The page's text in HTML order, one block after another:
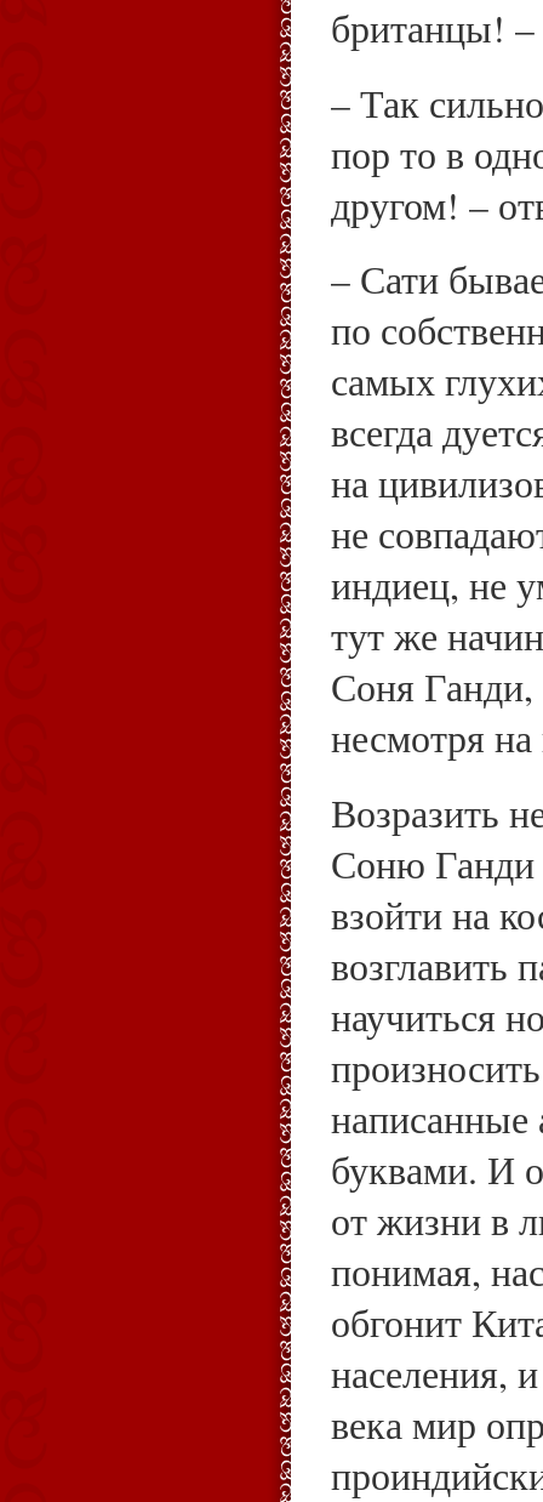
британцы!
– Так
пор то в
другом! –
– Сати
по
самых
всегда
на
не
индиец, не
тут же
Соня
несмотря
Возразить
Соню Ганди
взойти на
возглавить
научиться
написанные
буквами. И
от жизни в
понимая,
обгонит
населения,
века мир